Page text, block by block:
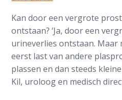
Kan door een vergrote
ontstaan? ‘Ja, door een
urineverlies ontstaan. Maar
eerst last van andere
plassen en dan steeds
Kil, uroloog en medisch